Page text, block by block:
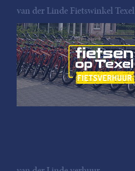
van der Linde Fietswinkel Texel